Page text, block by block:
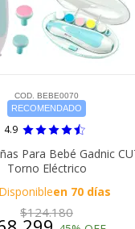
COD. BEBE0070
RECOMENDADO
4.9
Para Bebé Gadnic
Torno Eléctrico
en 70 días
$124.180